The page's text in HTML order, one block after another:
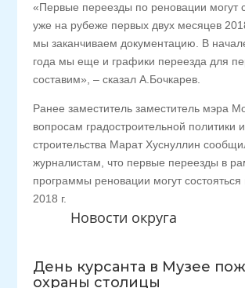
Новости округа
День курсанта в Музее
охраны столицы
«Первые переезды по реновации могут
уже на рубеже первых двух месяцев
мы заканчиваем документацию. В
года мы еще и графики переезда для
составим», – сказал А.Бочкарев.
Ранее заместитель заместитель мэра
вопросам градостроительной политики и
строительства Марат Хуснуллин
журналистам, что первые переезды в
программы реновации могут
2018 г.